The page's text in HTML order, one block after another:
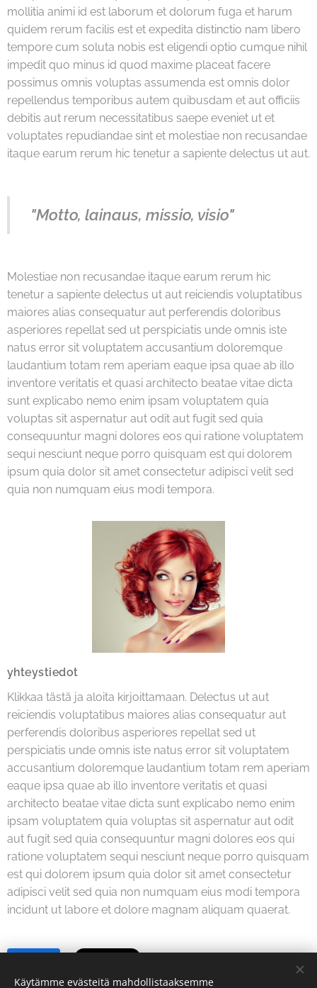
mollitia animi id est laborum et dolorum fuga et harum
quidem rerum facilis est et expedita distinctio nam libero
tempore cum soluta nobis est eligendi optio cumque nihil
impedit quo minus id quod maxime placeat facere
possimus omnis voluptas assumenda est omnis dolor
repellendus temporibus autem quibusdam et aut officiis
debitis aut rerum necessitatibus saepe eveniet ut et
voluptates repudiandae sint et molestiae non recusandae
itaque earum rerum hic tenetur a sapiente delectus ut aut.
"Motto, lainaus, missio, visio"
Molestiae non recusandae itaque earum rerum hic
tenetur a sapiente delectus ut aut reiciendis voluptatibus
maiores alias consequatur aut perferendis doloribus
asperiores repellat sed ut perspiciatis unde omnis iste
natus error sit voluptatem accusantium doloremque
laudantium totam rem aperiam eaque ipsa quae ab illo
inventore veritatis et quasi architecto beatae vitae dicta
sunt explicabo nemo enim ipsam voluptatem quia
voluptas sit aspernatur aut odit aut fugit sed quia
consequuntur magni dolores eos qui ratione voluptatem
sequi nesciunt neque porro quisquam est qui dolorem
ipsum quia dolor sit amet consectetur adipisci velit sed
quia non numquam eius modi tempora.
yhteystiedot
Klikkaa tästä ja aloita kirjoittamaan. Delectus ut aut
reiciendis voluptatibus maiores alias consequatur aut
perferendis doloribus asperiores repellat sed ut
perspiciatis unde omnis iste natus error sit voluptatem
accusantium doloremque laudantium totam rem aperiam
eaque ipsa quae ab illo inventore veritatis et quasi
architecto beatae vitae dicta sunt explicabo nemo enim
ipsam voluptatem quia voluptas sit aspernatur aut odit
aut fugit sed quia consequuntur magni dolores eos qui
ratione voluptatem sequi nesciunt neque porro quisquam
est qui dolorem ipsum quia dolor sit amet consectetur
adipisci velit sed quia non numquam eius modi tempora
incidunt ut labore et dolore magnam aliquam quaerat.
Käytämme evästeitä mahdollistaaksemme